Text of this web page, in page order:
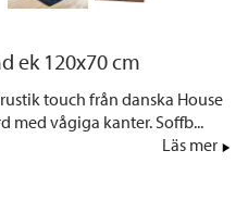
ek 120x70 cm
touch från danska House
med vågiga kanter. Soffb...
Läs mer